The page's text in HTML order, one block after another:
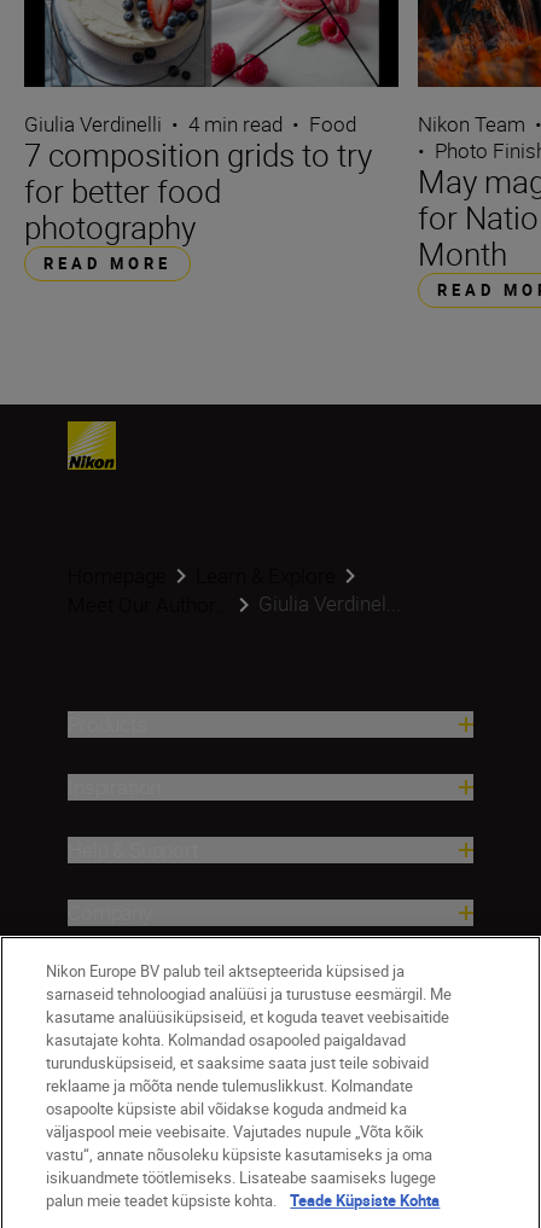
Giulia Verdinelli • 4 min read • Food
7 composition grids to try
for better food
photography
READ MORE
Nikon Team
• Photo
May
for
Month
READ
Giulia Verdinel...
Eesti Nikon Sites
Contact Us Privacy Notice
Terms of Use
Cookie Notice
Cookie Settings
Nikon Europe BV palub teil aktsepteerida küpsised ja
sarnaseid tehnoloogiad analüüsi ja turustuse eesmärgil. Me
kasutame analüüsiküpsiseid, et koguda teavet veebisaitide
kasutajate kohta. Kolmandad osapooled paigaldavad
turundusküpsiseid, et saaksime saata just teile sobivaid
reklaame ja mõõta nende tulemuslikkust. Kolmandate
osapoolte küpsiste abil võidakse koguda andmeid ka
väljaspool meie veebisaite. Vajutades nupule „Võta kõik
vastu“, annate nõusoleku küpsiste kasutamiseks ja oma
isikuandmete töötlemiseks. Lisateabe saamiseks lugege
palun meie teadet küpsiste kohta.
Teade Küpsiste Kohta